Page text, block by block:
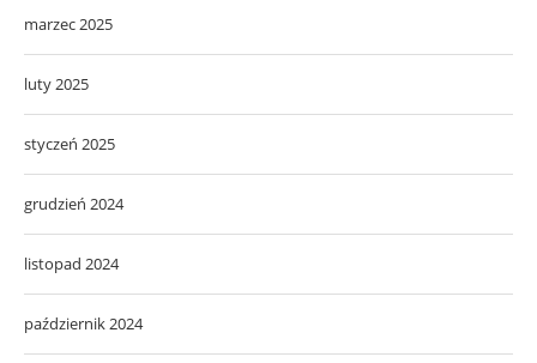
marzec 2025
luty 2025
styczeń 2025
grudzień 2024
listopad 2024
październik 2024